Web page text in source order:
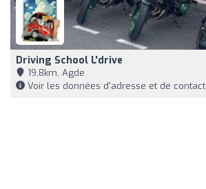
Driving School L'drive
19,8km, Agde
Voir les données d'adresse et de contact